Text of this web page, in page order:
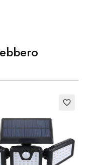
favorite_border